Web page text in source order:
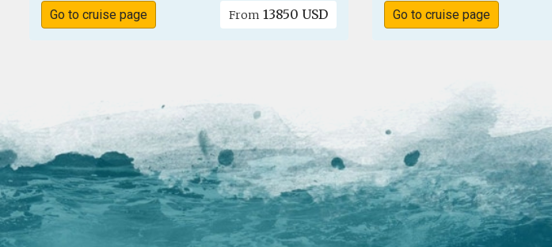
Go to cruise page From 13850 USD Go to cruise page